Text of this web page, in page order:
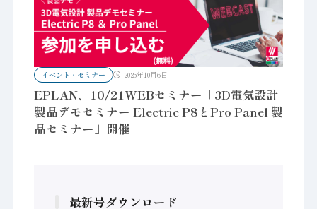
イベント・セミナー 2025年10月6日
EPLAN、10/21WEBセミナー「3D電気設計
製品デモセミナー Electric P8とPro Panel 製
品セミナー」開催
最新号ダウンロード